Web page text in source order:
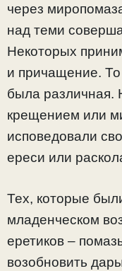
через
над теми
Некоторых
и причащение. То
была различная.
крещением или
исповедовали
ереси или
Тех, которые
младенческом
еретиков –
возобновить